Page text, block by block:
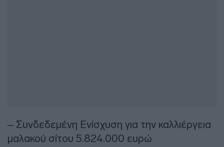
– Συνδεδεμένη Ενίσχυση για την καλλιέργεια
μαλακού σίτου 5.824.000 ευρώ